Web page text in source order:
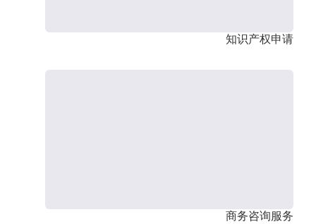
知识产权申请
商务咨询服务